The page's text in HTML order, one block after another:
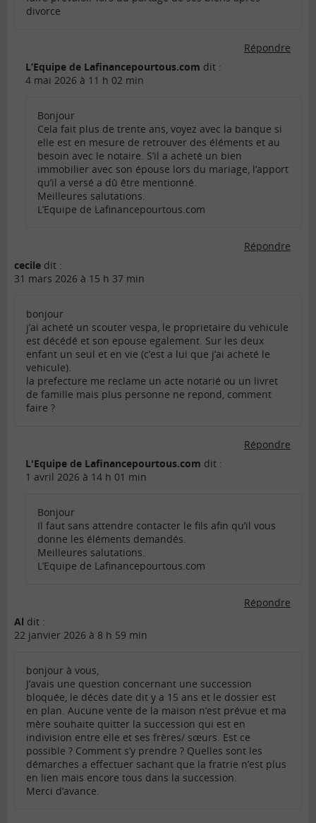
divorce
Répondre
L’Equipe de Lafinancepourtous.com dit :
4 mai 2026 à 11 h 02 min
Bonjour
Cela fait plus de trente ans, voyez avec la banque si
elle est en mesure de retrouver des éléments et au
besoin avec le notaire. S’il a acheté un bien
immobilier avec son épouse lors du mariage, l’apport
qu’il a versé a dû être mentionné.
Meilleures salutations.
L’Equipe de Lafinancepourtous.com
Répondre
cecile dit :
31 mars 2026 à 15 h 37 min
bonjour
j’ai acheté un scouter vespa, le proprietaire du vehicule
est décédé et son epouse egalement. Sur les deux
enfant un seul et en vie (c’est a lui que j’ai acheté le
vehicule).
la prefecture me reclame un acte notarié ou un livret
de famille mais plus personne ne repond, comment
faire ?
Répondre
L'Equipe de Lafinancepourtous.com dit :
1 avril 2026 à 14 h 01 min
Bonjour
Il faut sans attendre contacter le fils afin qu’il vous
donne les éléments demandés.
Meilleures salutations.
L’Equipe de Lafinancepourtous.com
Répondre
Al dit :
22 janvier 2026 à 8 h 59 min
bonjour à vous,
J’avais une question concernant une succession
bloquée, le décès date dit y a 15 ans et le dossier est
en plan. Aucune vente de la maison n’est prévue et ma
mère souhaite quitter la succession qui est en
indivision entre elle et ses frères/ sœurs. Est ce
possible ? Comment s’y prendre ? Quelles sont les
démarches a effectuer sachant que la fratrie n’est plus
en lien mais encore tous dans la succession.
Merci d’avance.